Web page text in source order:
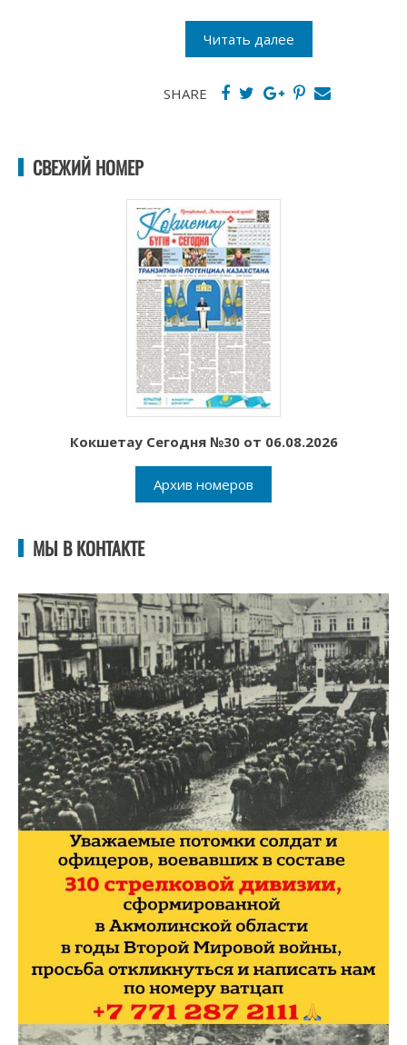
Читать далее
SHARE
СВЕЖИЙ НОМЕР
Кокшетау Сегодня №30 от 06.08.2026
Архив номеров
МЫ В КОНТАКТЕ